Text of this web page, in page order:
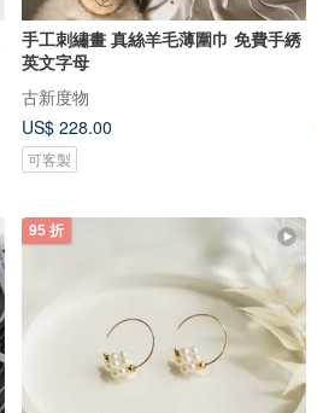
手工刺繡畫 真絲羊毛薄圍巾 免費手綉
英文字母
古新度物
US$ 228.00
可客製
95 折